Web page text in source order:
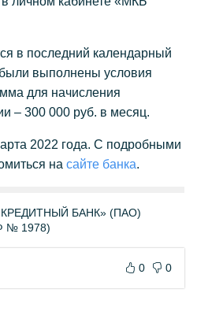
в последний календарный
выполнены условия
для начисления
– 300 000 руб. в месяц.
2022 года. С подробными
на сайте банка.
БАНК» (ПАО)
№ 1978)
0 0